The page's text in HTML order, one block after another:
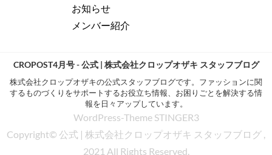
お知らせ
メンバー紹介
CROPOST4月号 - 公式 | 株式会社クロップオザキ スタッフブログ
株式会社クロップオザキの公式スタッフブログです。ファッションに関
するものづくりをサポートするお役立ち情報、お困りごとを解決する情
報を日々アップしています。
WordPress-Theme STINGER3
Copyright© 公式 | 株式会社クロップオザキ スタッフブログ ,
2021 All Rights Reserved.